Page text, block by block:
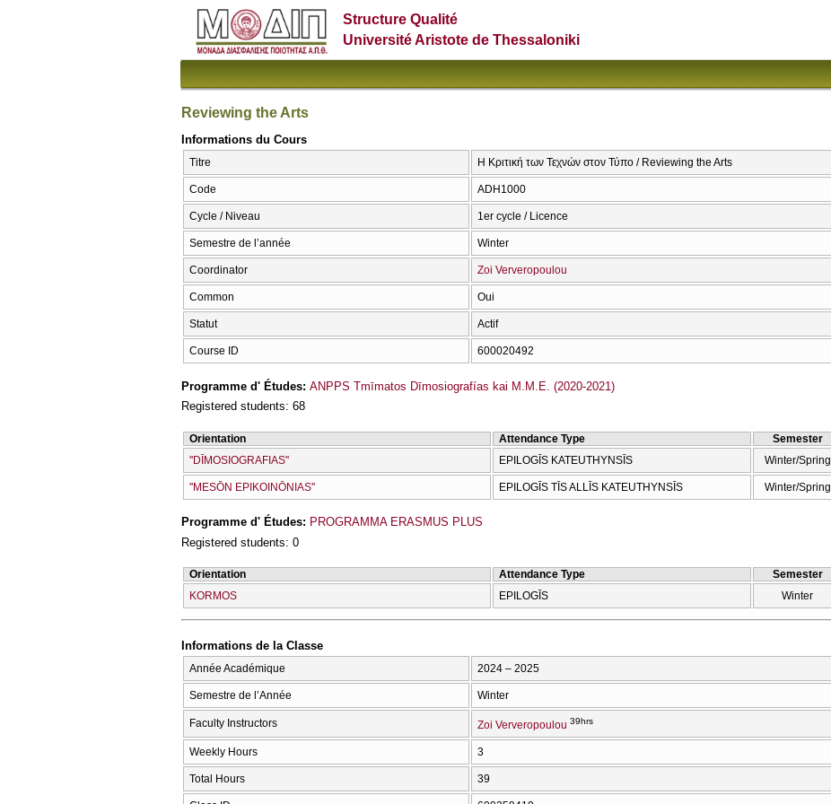
Structure Qualité
Université Aristote de Thessaloniki
Reviewing the Arts
Informations du Cours
Titre Η Κριτική των Τεχνών στον Τύπο / Reviewing the Arts
Code ADH1000
Cycle / Niveau 1er cycle / Licence
Semestre de l’année Winter
Coordinator Zoi Ververopoulou
Common Oui
Statut Actif
Course ID 600020492
Programme d' Études: ANPPS Tmīmatos Dīmosiografías kai M.M.E. (2020-2021)
Registered students: 68
Orientation Attendance Type Semester
''DĪMOSIOGRAFIAS''
EPILOGĪS KATEUTHYNSĪS Winter/Spring
''MESŌN EPIKOINŌNIAS'' EPILOGĪS TĪS ALLĪS KATEUTHYNSĪS Winter/Spring
Programme d' Études: PROGRAMMA ERASMUS PLUS
Registered students: 0
Orientation Attendance Type Semester
KORMOS
EPILOGĪS Winter
Informations de la Classe
Année Académique 2024 – 2025
Semestre de l’Année Winter
Faculty Instructors Zoi Ververopoulou 39hrs
Weekly Hours 3
Total Hours 39